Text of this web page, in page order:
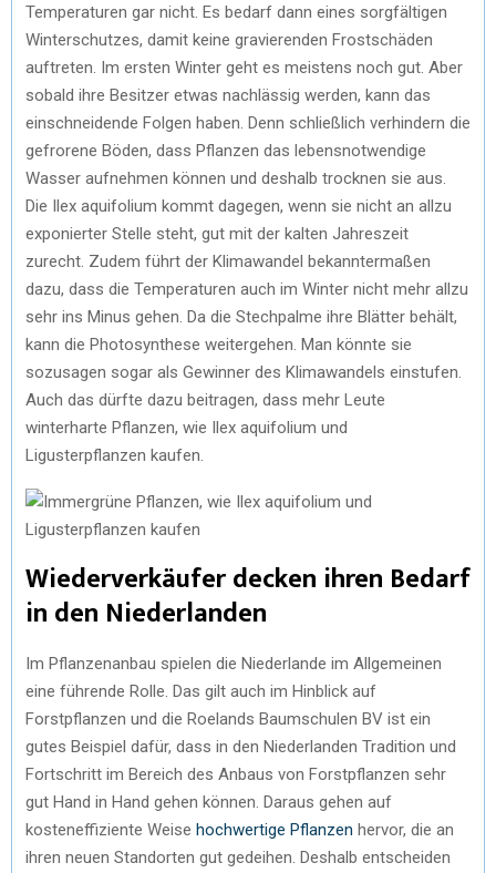
Temperaturen gar nicht. Es bedarf dann eines sorgfältigen
Winterschutzes, damit keine gravierenden Frostschäden
auftreten. Im ersten Winter geht es meistens noch gut. Aber
sobald ihre Besitzer etwas nachlässig werden, kann das
einschneidende Folgen haben. Denn schließlich verhindern die
gefrorene Böden, dass Pflanzen das lebensnotwendige
Wasser aufnehmen können und deshalb trocknen sie aus.
Die Ilex aquifolium kommt dagegen, wenn sie nicht an allzu
exponierter Stelle steht, gut mit der kalten Jahreszeit
zurecht. Zudem führt der Klimawandel bekanntermaßen
dazu, dass die Temperaturen auch im Winter nicht mehr allzu
sehr ins Minus gehen. Da die Stechpalme ihre Blätter behält,
kann die Photosynthese weitergehen. Man könnte sie
sozusagen sogar als Gewinner des Klimawandels einstufen.
Auch das dürfte dazu beitragen, dass mehr Leute
winterharte Pflanzen, wie Ilex aquifolium und
Ligusterpflanzen kaufen.
Wiederverkäufer decken ihren Bedarf
in den Niederlanden
Im Pflanzenanbau spielen die Niederlande im Allgemeinen
eine führende Rolle. Das gilt auch im Hinblick auf
Forstpflanzen und die Roelands Baumschulen BV ist ein
gutes Beispiel dafür, dass in den Niederlanden Tradition und
Fortschritt im Bereich des Anbaus von Forstpflanzen sehr
gut Hand in Hand gehen können. Daraus gehen auf
kosteneffiziente Weise hochwertige Pflanzen hervor, die an
ihren neuen Standorten gut gedeihen. Deshalb entscheiden